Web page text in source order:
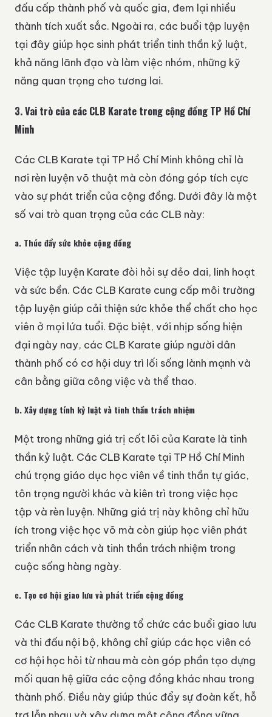
đấu cấp thành phố và quốc gia, đem lại nhiều
thành tích xuất sắc. Ngoài ra, các buổi tập luyện
tại đây giúp học sinh phát triển tinh thần kỷ luật,
khả năng lãnh đạo và làm việc nhóm, những kỹ
năng quan trọng cho tương lai.
3. Vai trò của các CLB Karate trong cộng đồng TP Hồ Chí
Minh
Các CLB Karate tại TP Hồ Chí Minh không chỉ là
nơi rèn luyện võ thuật mà còn đóng góp tích cực
vào sự phát triển của cộng đồng. Dưới đây là một
số vai trò quan trọng của các CLB này:
a. Thúc đẩy sức khỏe cộng đồng
Việc tập luyện Karate đòi hỏi sự dẻo dai, linh hoạt
và sức bền. Các CLB Karate cung cấp môi trường
tập luyện giúp cải thiện sức khỏe thể chất cho học
viên ở mọi lứa tuổi. Đặc biệt, với nhịp sống hiện
đại ngày nay, các CLB Karate giúp người dân
thành phố có cơ hội duy trì lối sống lành mạnh và
cân bằng giữa công việc và thể thao.
b. Xây dựng tính kỷ luật và tinh thần trách nhiệm
Một trong những giá trị cốt lõi của Karate là tinh
thần kỷ luật. Các CLB Karate tại TP Hồ Chí Minh
chú trọng giáo dục học viên về tinh thần tự giác,
tôn trọng người khác và kiên trì trong việc học
tập và rèn luyện. Những giá trị này không chỉ hữu
ích trong việc học võ mà còn giúp học viên phát
triển nhân cách và tinh thần trách nhiệm trong
cuộc sống hàng ngày.
c. Tạo cơ hội giao lưu và phát triển cộng đồng
Các CLB Karate thường tổ chức các buổi giao lưu
và thi đấu nội bộ, không chỉ giúp các học viên có
cơ hội học hỏi từ nhau mà còn góp phần tạo dựng
mối quan hệ giữa các cộng đồng khác nhau trong
thành phố. Điều này giúp thúc đẩy sự đoàn kết, hỗ